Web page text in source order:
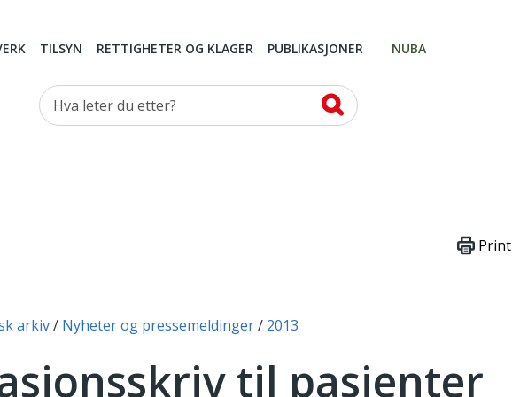
TILSYN RETTIGHETER OG KLAGER PUBLIKASJONER NUBA
Hva leter du etter?
arkiv Nyheter og pressemeldinger 2013
Print
til pasienter